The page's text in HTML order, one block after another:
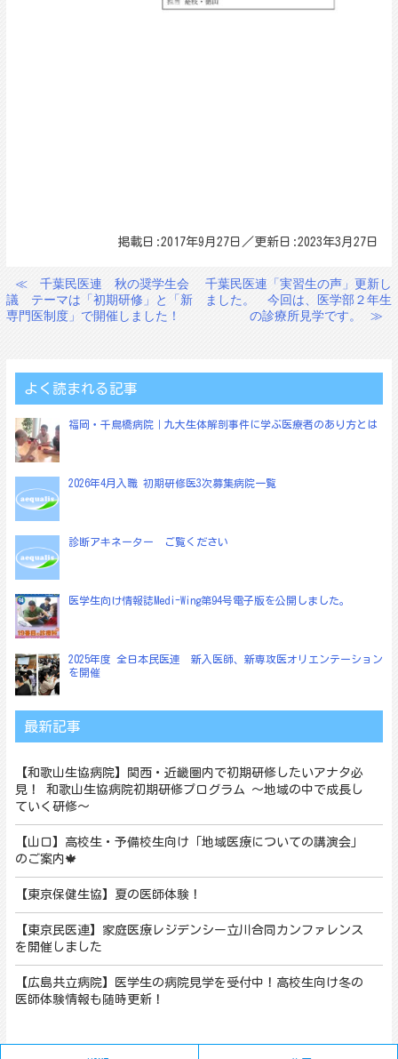
掲載日:2017年9月27日／更新日:2023年3月27日
投
稿
シ
ョ
≪
千葉民医連 秋の奨学生会
議 テーマは「初期研修」と「新
専門医制度」で開催しました！
千葉民医連「実習生の声」更新し
ました。 今回は、医学部２年生
の診療所見学です。
≫
よく読まれる記事
福岡・千鳥橋病院｜九大生体解剖事件に学ぶ医療者のあり方とは
2026年4月入職 初期研修医3次募集病院一覧
診断アキネーター ご覧ください
医学生向け情報誌Medi-Wing第94号電子版を公開しました。
2025年度 全日本民医連 新入医師、新専攻医オリエンテーション
を開催
最新記事
【和歌山生協病院】関西・近畿圏内で初期研修したいアナタ必
見！ 和歌山生協病院初期研修プログラム ～地域の中で成長し
ていく研修～
【山口】高校生・予備校生向け「地域医療についての講演会」
のご案内🍁
【東京保健生協】夏の医師体験！
【東京民医連】家庭医療レジデンシー立川合同カンファレンス
を開催しました
【広島共立病院】医学生の病院見学を受付中！高校生向け冬の
医師体験情報も随時更新！